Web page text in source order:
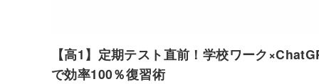
【高1】定期テスト直前！学校ワーク
で効率100％復習術